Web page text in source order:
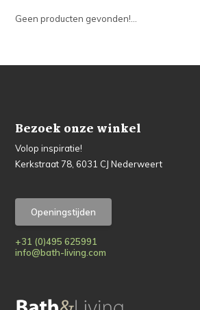
Geen producten gevonden!...
Bezoek onze winkel
Volop inspiratie!
Kerkstraat 78, 6031 CJ Nederweert
Openingstijden
+31 (0)495 625991
info@bath-living.com